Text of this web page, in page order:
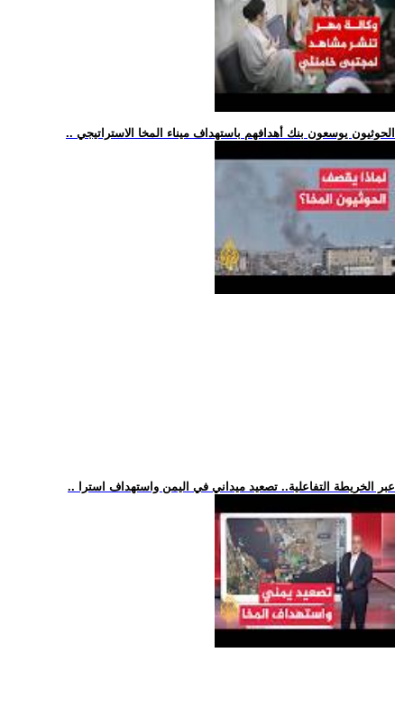
.. الحوثيون يوسعون بنك أهدافهم باستهداف ميناء المخا الاستراتيجي
.. عبر الخريطة التفاعلية.. تصعيد ميداني في اليمن واستهداف استرا